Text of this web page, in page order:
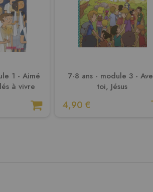
1 - Aimé
à vivre
7-8 ans - module 3 -
toi, Jésus
4,90 €